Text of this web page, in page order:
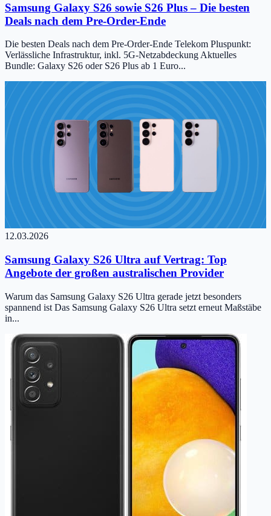
Samsung Galaxy S26 sowie S26 Plus – Die besten
Deals nach dem Pre-Order-Ende
Die besten Deals nach dem Pre-Order-Ende Telekom Pluspunkt:
Verlässliche Infrastruktur, inkl. 5G-Netzabdeckung Aktuelles
Bundle: Galaxy S26 oder S26 Plus ab 1 Euro...
12.03.2026
Samsung Galaxy S26 Ultra auf Vertrag: Top
Angebote der großen australischen Provider
Warum das Samsung Galaxy S26 Ultra gerade jetzt besonders
spannend ist Das Samsung Galaxy S26 Ultra setzt erneut Maßstäbe
in...